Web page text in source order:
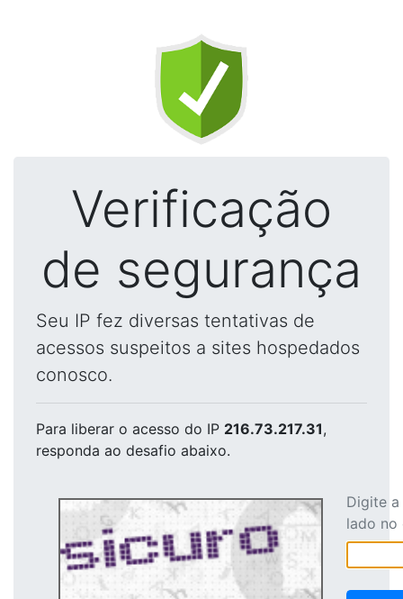
Verificação
de segurança
Seu IP fez diversas tentativas de
acessos suspeitos a sites hospedados
conosco.
Para liberar o acesso do IP 216.73.217.31,
responda ao desafio abaixo.
Digite
lado no